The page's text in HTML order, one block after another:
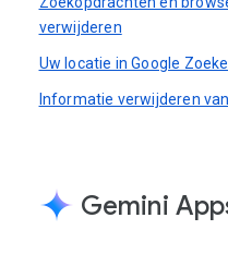
verwijderen
Uw locatie in Google
Informatie verwijderen
Gemini